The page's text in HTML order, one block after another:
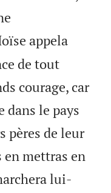
appela
de tout
courage, car
dans le pays
pères de leur
mettras en
lui-